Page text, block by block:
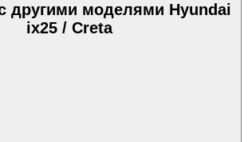
другими моделями Hyundai
ix25 / Creta